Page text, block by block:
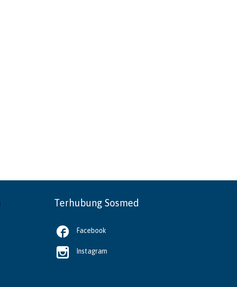
Terhubung Sosmed
 Facebook
 Instagram